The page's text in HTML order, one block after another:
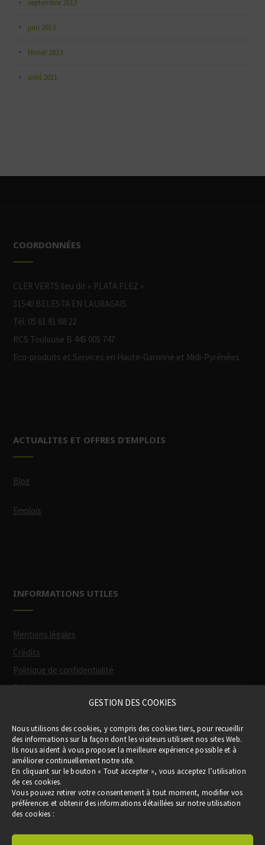
GESTION DES COOKIES
Nous utilisons des cookies, y compris des cookies tiers, pour recueillir
des informations sur la façon dont les visiteurs utilisent nos sites Web.
Ils nous aident à vous proposer la meilleure expérience possible et à
améliorer continuellement notre site.
En cliquant sur le bouton « Tout accepter », vous acceptez l’utilisation
de ces cookies.
Vous pouvez retirer votre consentement à tout moment, modifier vos
préférences et obtenir des informations détaillées sur notre utilisation
des cookies :
septembre 2013
juin 2013
février 2013
avril 2011
COORDONNÉES
CLER VERTS lieu dit « PLATA FLEZ »
31540 BELESTA EN LAURAGAIS
Tél. 05 61 81 68 22
RCS Toulouse B 445 005 747
Eco-produits et Services en Haute-Garonne et Midi-Pyrénées
ACTUALITES ET OFFRES D’EMPLOIS
Blog
Emplois
INFORMATIONS UTILES
Mentions légales
Crédits
Politique de confidentialité
Politique des cookies
le Pass Occitanie)